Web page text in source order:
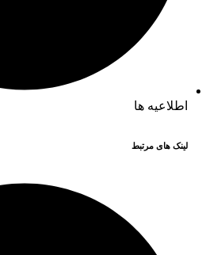
اطلاعیه ها
لینک های مرتبط